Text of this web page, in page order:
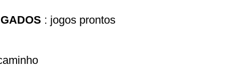
: jogos prontos